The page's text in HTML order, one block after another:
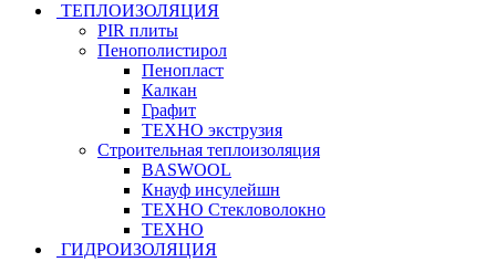
ТЕПЛОИЗОЛЯЦИЯ
PIR плиты
Пенополистирол
Пенопласт
Калкан
Графит
ТЕХНО экструзия
Строительная теплоизоляция
BASWOOL
Кнауф инсулейшн
ТЕХНО Стекловолокно
ТЕХНО
ГИДРОИЗОЛЯЦИЯ